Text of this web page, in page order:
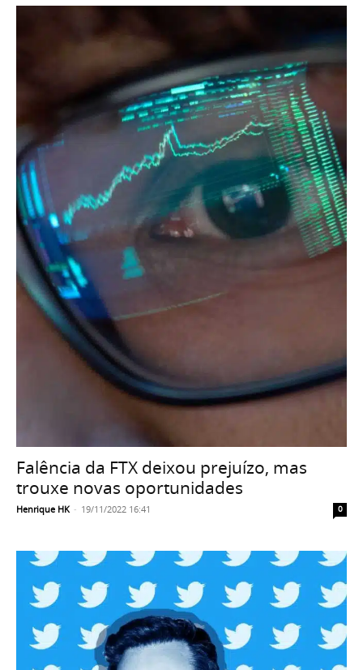
Falência da FTX deixou prejuízo, mas
trouxe novas oportunidades
Henrique HK - 19/11/2022 16:41 0